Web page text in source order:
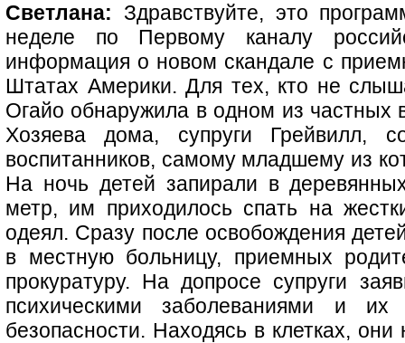
Светлана: Здравствуйте, это
неделе по Первому каналу
информация о новом скандале с
Штатах Америки. Для тех, кто не
Огайо обнаружила в одном из частных
Хозяева дома, супруги Грейвилл,
воспитанников, самому младшему из
На ночь детей запирали в
метр, им приходилось спать на
одеял. Сразу после освобождения
в местную больницу, приемных
прокуратуру. На допросе супруги
психическими заболеваниями и
безопасности. Находясь в клетках,